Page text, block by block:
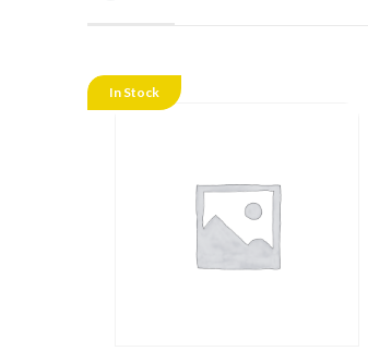
In Stock